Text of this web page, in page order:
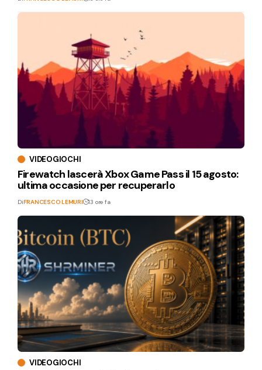
VIDEOGIOCHI
Firewatch lascerà Xbox Game Pass il 15 agosto:
ultima occasione per recuperarlo
DiFRANCESCO LEMURI 13 ore fa
VIDEOGIOCHI